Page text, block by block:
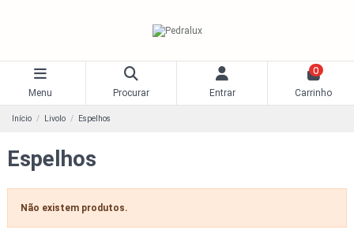
Menu Procurar Entrar
0
Carrinho
Início Livolo Espelhos
Espelhos
Não existem produtos.